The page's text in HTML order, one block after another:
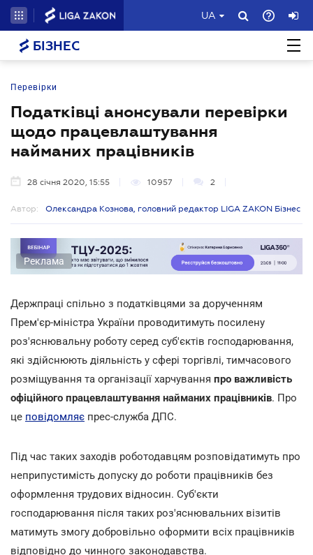
UA
БІЗНЕС
Перевірки
Податківці анонсували перевірки
щодо працевлаштування
найманих працівників
28 січня 2020, 15:55 10957 2
Автор: Олександра Кознова, головний редактор LIGA ZAKON Бізнес
Реклама
Держпраці спільно з податківцями за дорученням
Прем'єр-міністра України проводитимуть посилену
роз'яснювальну роботу серед суб'єктів господарювання,
які здійснюють діяльність у сфері торгівлі, тимчасового
розміщування та організації харчування про важливість
офіційного працевлаштування найманих працівників. Про
це повідомляє прес-служба ДПС.
Під час таких заходів роботодавцям розповідатимуть про
неприпустимість допуску до роботи працівників без
оформлення трудових відносин. Суб'єкти
господарювання після таких роз'яснювальних візитів
матимуть змогу добровільно оформити всіх працівників
відповідно до чинного законодавства.